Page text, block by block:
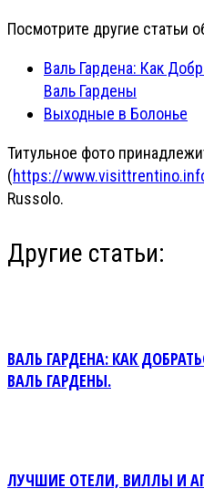
Посмотрите другие статьи
Валь Гардена: Как
Валь Гардены
Выходные в Болонье
Титульное фото
(https://
Russolo.
Другие статьи:
ВАЛЬ ГАРДЕНА: КАК
ВАЛЬ ГАРДЕНЫ.
ЛУЧШИЕ ОТЕЛИ, ВИЛЛЫ И